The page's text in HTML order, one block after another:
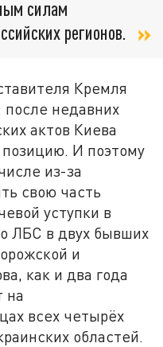
силам
регионов.
Кремля
недавних
актов Киева
И поэтому
из-за
свою часть
уступки в
ЛБС в двух бывших
и
как и два года
на
всех четырёх
областей.